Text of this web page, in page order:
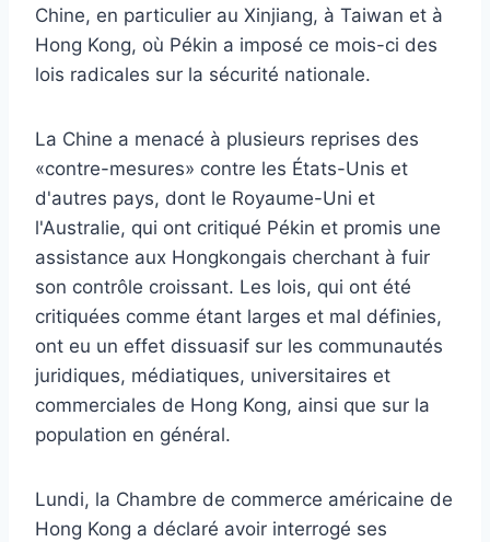
Chine, en particulier au Xinjiang, à Taiwan et à
Hong Kong, où Pékin a imposé ce mois-ci des
lois radicales sur la sécurité nationale.
La Chine a menacé à plusieurs reprises des
«contre-mesures» contre les États-Unis et
d'autres pays, dont le Royaume-Uni et
l'Australie, qui ont critiqué Pékin et promis une
assistance aux Hongkongais cherchant à fuir
son contrôle croissant. Les lois, qui ont été
critiquées comme étant larges et mal définies,
ont eu un effet dissuasif sur les communautés
juridiques, médiatiques, universitaires et
commerciales de Hong Kong, ainsi que sur la
population en général.
Lundi, la Chambre de commerce américaine de
Hong Kong a déclaré avoir interrogé ses